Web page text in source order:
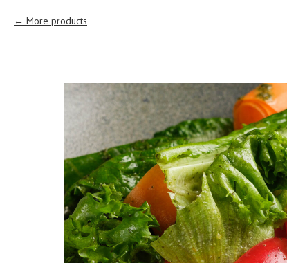
More products